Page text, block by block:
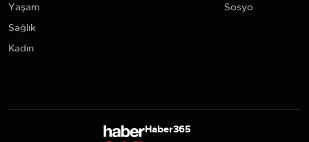
Yaşam
Sağlık
Kadın
Sosyo
Haber365